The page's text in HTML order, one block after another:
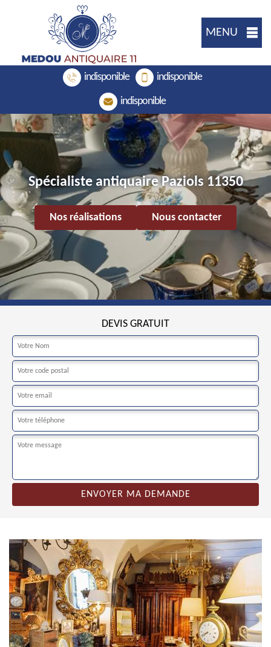
MENU
indisponible indisponible
indisponible
Spécialiste antiquaire Paziols 11350
Nos réalisations Nous contacter
DEVIS GRATUIT